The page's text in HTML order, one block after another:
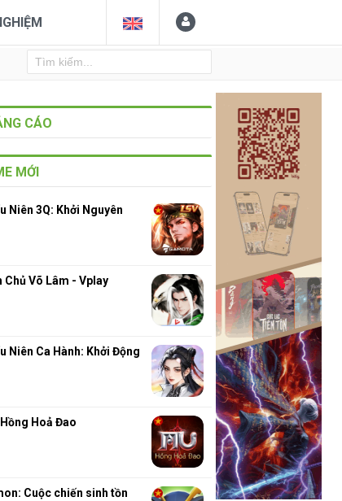
CÁO
MỚI
Niên 3Q: Khởi Nguyên
Chủ Võ Lâm - Vplay
Niên Ca Hành: Khởi Động
Hoả Đao
Cuộc chiến sinh tồn